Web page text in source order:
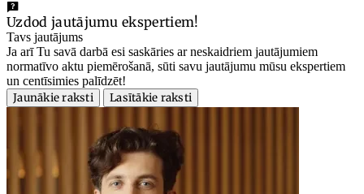
Uzdod jautājumu ekspertiem!
Tavs jautājums
Ja arī Tu savā darbā esi saskāries ar neskaidriem jautājumiem
normatīvo aktu piemērošanā, sūti savu jautājumu mūsu ekspertiem
un centīsimies palīdzēt!
Jaunākie raksti
Lasītākie raksti